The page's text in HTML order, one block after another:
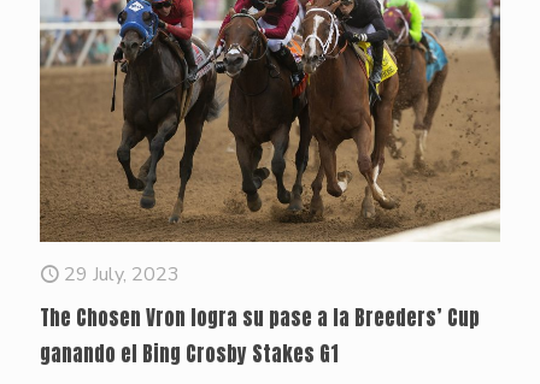
29 July, 2023
The Chosen Vron logra su pase a la Breeders’ Cup
ganando el Bing Crosby Stakes G1